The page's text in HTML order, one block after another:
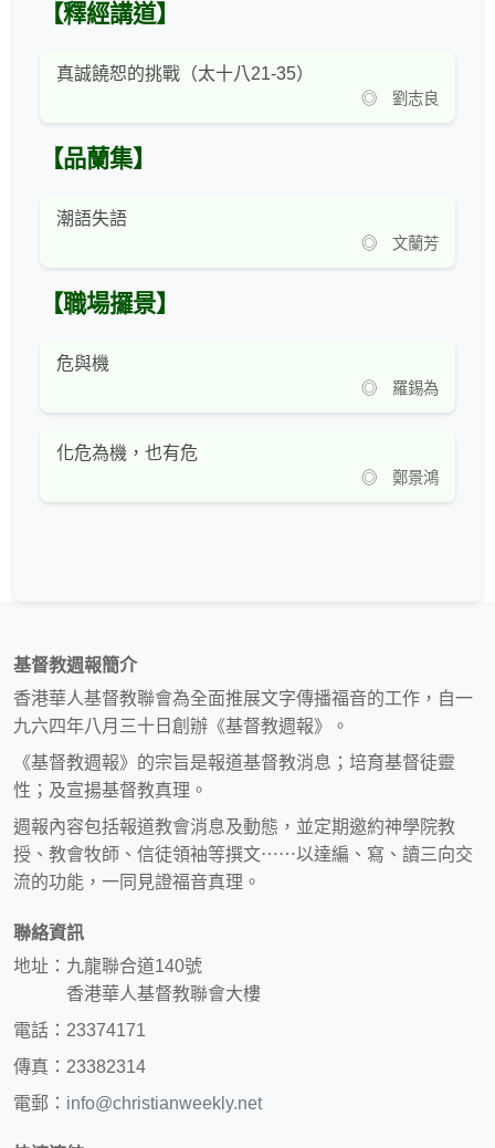
【釋經講道】
真誠饒恕的挑戰（太十八21-35）
◎ 劉志良
【品蘭集】
潮語失語
◎ 文蘭芳
【職場攞景】
危與機
◎ 羅錫為
化危為機，也有危
◎ 鄭景鴻
基督教週報簡介
香港華人基督教聯會為全面推展文字傳播福音的工作，自一
九六四年八月三十日創辦《基督教週報》。
《基督教週報》的宗旨是報道基督教消息；培育基督徒靈
性；及宣揚基督教真理。
週報內容包括報道教會消息及動態，並定期邀約神學院教
授、教會牧師、信徒領袖等撰文⋯⋯以達編、寫、讀三向交
流的功能，一同見證福音真理。
聯絡資訊
地址：九龍聯合道140號
香港華人基督教聯會大樓
電話：23374171
傳真：23382314
電郵： info@christianweekly.net